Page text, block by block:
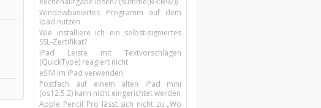
Windowbasiertes Programm auf dem
Ipad nutzen
Wie installiere ich ein selbst-signiertes
SSL-Zertifikat?
iPad Leiste mit Textvorschlägen
(QuickType) reagiert nicht
eSIM im iPad verwenden
Postfach auf einem alten iPad mini
(os12.5.2) kann nicht eingerichtet werden
Apple Pencil Pro lässt sich nicht zu „Wo